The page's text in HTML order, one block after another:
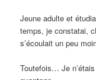
Jeune adulte et
temps, je constatai,
s’écoulait un peu
Toutefois… Je